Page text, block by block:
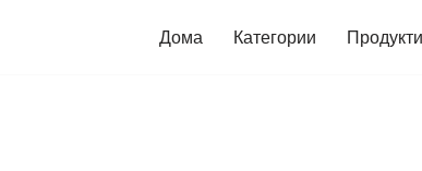
Дома Категории Продукти